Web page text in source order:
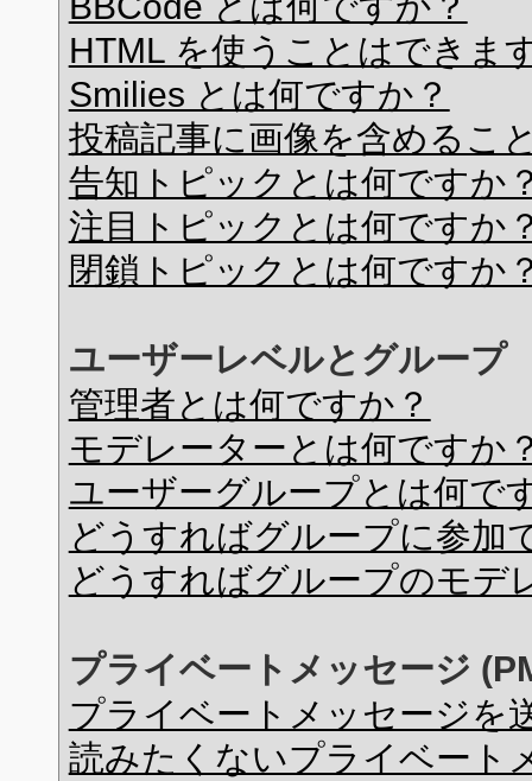
HTML を使うことはできま
Smilies とは何ですか？
投稿記事に画像を含めるこ
告知トピックとは何ですか
注目トピックとは何ですか
閉鎖トピックとは何ですか
ユーザーレベルとグループ
管理者とは何ですか？
モデレーターとは何ですか
ユーザーグループとは何で
どうすればグループに参加
どうすればグループのモデ
プライベートメッセージ
プライベートメッセージを
読みたくないプライベート